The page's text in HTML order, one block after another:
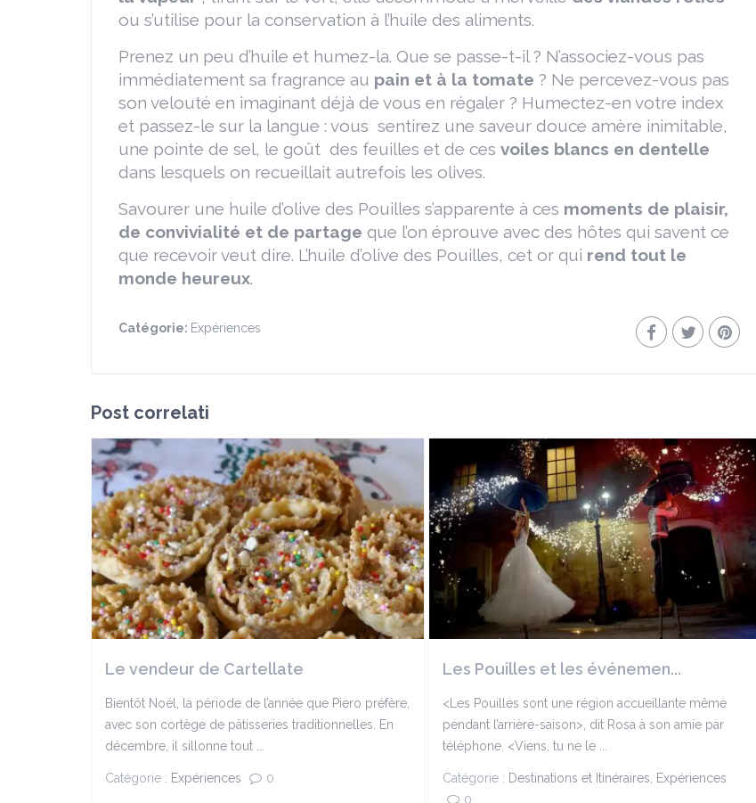
ou s’utilise pour la conservation à l’huile des aliments.
Prenez un peu d’huile et humez-la. Que se passe-t-il ? N’associez-vous pas
immédiatement sa fragrance au pain et à la tomate ? Ne percevez-vous pas
son velouté en imaginant déjà de vous en régaler ? Humectez-en votre index
et passez-le sur la langue : vous sentirez une saveur douce amère inimitable,
une pointe de sel, le goût des feuilles et de ces voiles blancs en dentelle
dans lesquels on recueillait autrefois les olives.
Savourer une huile d’olive des Pouilles s’apparente à ces moments de plaisir,
de convivialité et de partage que l’on éprouve avec des hôtes qui savent ce
que recevoir veut dire. L’huile d’olive des Pouilles, cet or qui rend tout le
monde heureux.
Catégorie: Expériences
Post correlati
Le vendeur de Cartellate
Bientôt Noël, la période de l’année que Piero préfère,
avec son cortège de pâtisseries traditionnelles. En
décembre, il sillonne tout ...
Catégorie : Expériences 0
Les Pouilles et les événemen...
<Les Pouilles sont une région accueillante même
pendant l’arrière-saison>, dit Rosa à son amie par
téléphone. <Viens, tu ne le ...
Catégorie : Destinations et Itinéraires, Expériences
0